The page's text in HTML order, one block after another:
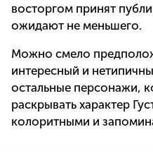
восторгом принят
ожидают не меньшего.
Можно смело
интересный и
остальные персонажи,
раскрывать характер
колоритными и